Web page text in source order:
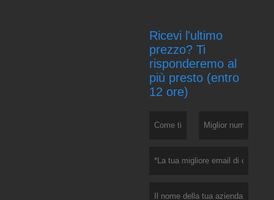
Ricevi l'ultimo
prezzo? Ti
risponderemo al
più presto (entro
12 ore)